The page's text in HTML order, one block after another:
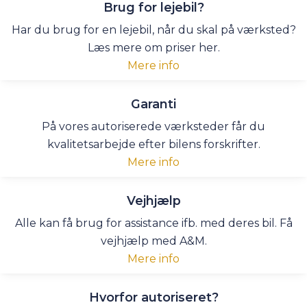
Brug for lejebil?
Har du brug for en lejebil, når du skal på værksted?
Læs mere om priser her.
Mere info
Garanti
På vores autoriserede værksteder får du
kvalitetsarbejde efter bilens forskrifter.
Mere info
Vejhjælp
Alle kan få brug for assistance ifb. med deres bil. Få
vejhjælp med A&M.
Mere info
Hvorfor autoriseret?